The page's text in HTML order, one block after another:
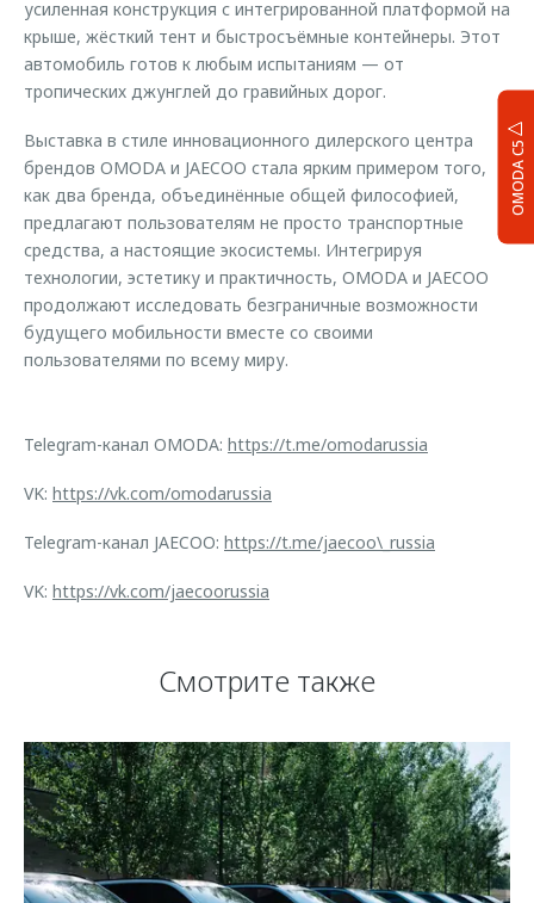
OMODA C5
усиленная конструкция с интегрированной платформой на
крыше, жёсткий тент и быстросъёмные контейнеры. Этот
автомобиль готов к любым испытаниям — от
тропических джунглей до гравийных дорог.
Выставка в стиле инновационного дилерского центра
брендов OMODA и JAECOO стала ярким примером того,
как два бренда, объединённые общей философией,
предлагают пользователям не просто транспортные
средства, а настоящие экосистемы. Интегрируя
технологии, эстетику и практичность, OMODA и JAECOO
продолжают исследовать безграничные возможности
будущего мобильности вместе со своими
пользователями по всему миру.
Telegram-канал OMODA: https://t.me/omodarussia
VK: https://vk.com/omodarussia
Telegram-канал JAECOO: https://t.me/jaecoo\_russia
VK: https://vk.com/jaecoorussia
Смотрите также